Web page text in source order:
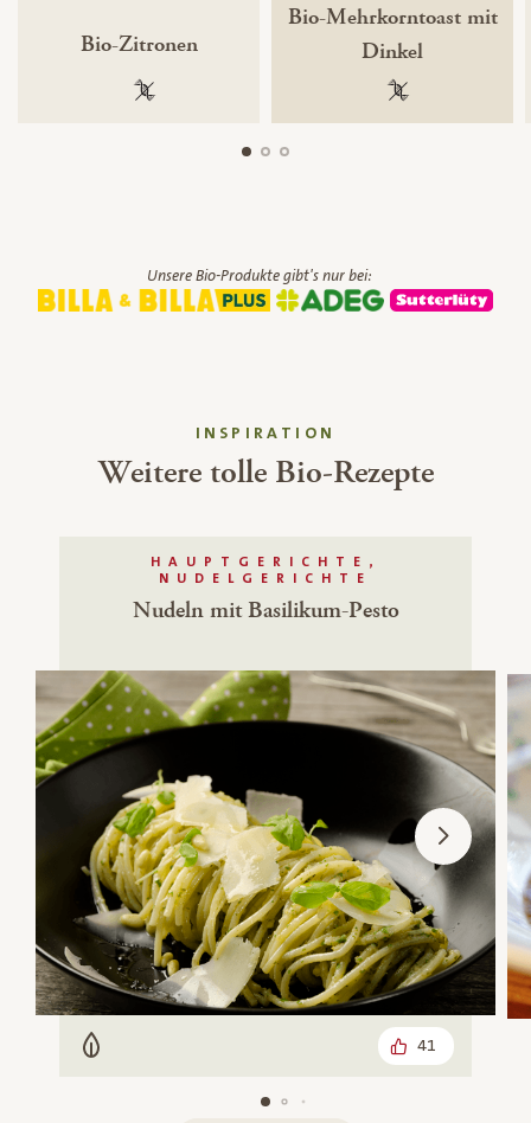
Bio-Zitronen
100 % gentechnikfrei
Bio-Mehrkorntoast mit
Dinkel
100 %
Unsere Bio-Produkte gibt's nur bei:
INSPIRATION
Weitere tolle Bio-Rezepte
HAUPTGERICHTE,
NUDELGERICHTE
Nudeln mit Basilikum-Pesto
Vegetarisch 41